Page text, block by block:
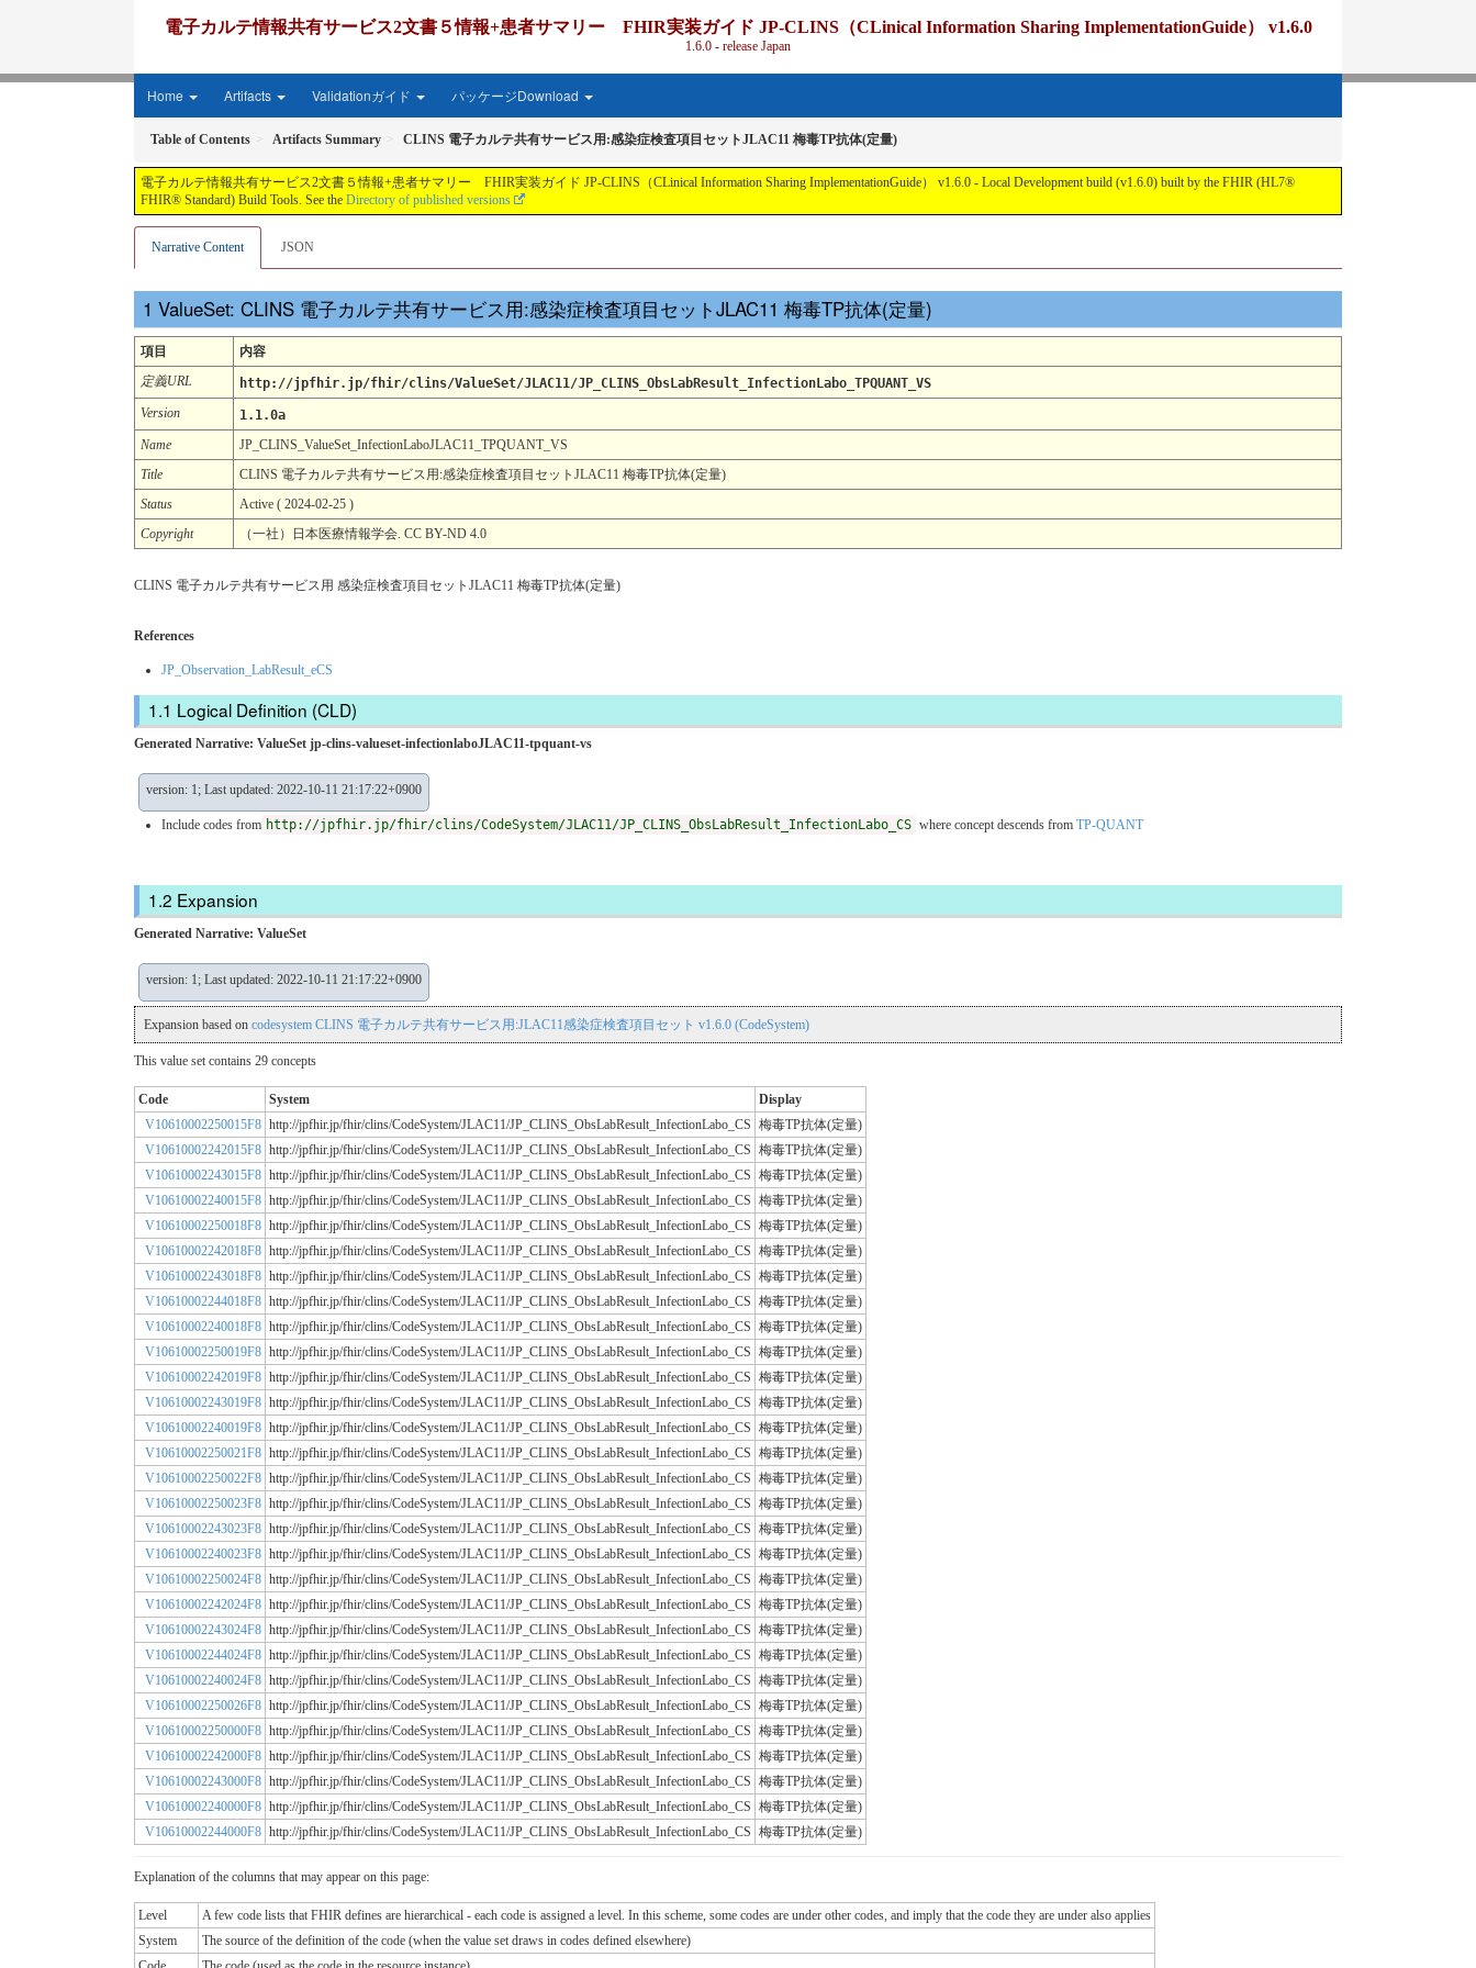
電子カルテ情報共有サービス2文書５情報+患者サマリー FHIR実装ガイド JP-CLINS（CLinical Information Sharing ImplementationGuide） v1.6.0
1.6.0 - release Japan
Home Artifacts Validationガイド パッケージDownload
Table of Contents Artifacts Summary CLINS 電子カルテ共有サービス用:感染症検査項目セットJLAC11 梅毒TP抗体(定量)
電子カルテ情報共有サービス2文書５情報+患者サマリー FHIR実装ガイド JP-CLINS（CLinical Information Sharing ImplementationGuide） v1.6.0 - Local Development build (v1.6.0) built by the FHIR (HL7®
FHIR® Standard) Build Tools. See the Directory of published versions
Narrative Content JSON
ValueSet: CLINS 電子カルテ共有サービス用:感染症検査項目セットJLAC11 梅毒TP抗体(定量)
項目
内容
定義URL
http://jpfhir.jp/fhir/clins/ValueSet/JLAC11/JP_CLINS_ObsLabResult_InfectionLabo_TPQUANT_VS
Version
1.1.0a
Name
JP_CLINS_ValueSet_InfectionLaboJLAC11_TPQUANT_VS
Title
CLINS 電子カルテ共有サービス用:感染症検査項目セットJLAC11 梅毒TP抗体(定量)
Status
Active ( 2024-02-25 )
Copyright
（一社）日本医療情報学会. CC BY-ND 4.0
CLINS 電子カルテ共有サービス用 感染症検査項目セットJLAC11 梅毒TP抗体(定量)
References
JP_Observation_LabResult_eCS
Logical Definition (CLD)
Generated Narrative: ValueSet jp-clins-valueset-infectionlaboJLAC11-tpquant-vs
version: 1; Last updated: 2022-10-11 21:17:22+0900
Include codes from http://jpfhir.jp/fhir/clins/CodeSystem/JLAC11/JP_CLINS_ObsLabResult_InfectionLabo_CS where concept descends from TP-QUANT
Expansion
Generated Narrative: ValueSet
version: 1; Last updated: 2022-10-11 21:17:22+0900
Expansion based on codesystem CLINS 電子カルテ共有サービス用:JLAC11感染症検査項目セット v1.6.0 (CodeSystem)
This value set contains 29 concepts
Code System
Display
V10610002250015F8 http://jpfhir.jp/fhir/clins/CodeSystem/JLAC11/JP_CLINS_ObsLabResult_InfectionLabo_CS 梅毒TP抗体(定量)
V10610002242015F8 http://jpfhir.jp/fhir/clins/CodeSystem/JLAC11/JP_CLINS_ObsLabResult_InfectionLabo_CS 梅毒TP抗体(定量)
V10610002243015F8 http://jpfhir.jp/fhir/clins/CodeSystem/JLAC11/JP_CLINS_ObsLabResult_InfectionLabo_CS 梅毒TP抗体(定量)
V10610002240015F8 http://jpfhir.jp/fhir/clins/CodeSystem/JLAC11/JP_CLINS_ObsLabResult_InfectionLabo_CS 梅毒TP抗体(定量)
V10610002250018F8 http://jpfhir.jp/fhir/clins/CodeSystem/JLAC11/JP_CLINS_ObsLabResult_InfectionLabo_CS 梅毒TP抗体(定量)
V10610002242018F8 http://jpfhir.jp/fhir/clins/CodeSystem/JLAC11/JP_CLINS_ObsLabResult_InfectionLabo_CS 梅毒TP抗体(定量)
V10610002243018F8 http://jpfhir.jp/fhir/clins/CodeSystem/JLAC11/JP_CLINS_ObsLabResult_InfectionLabo_CS 梅毒TP抗体(定量)
V10610002244018F8 http://jpfhir.jp/fhir/clins/CodeSystem/JLAC11/JP_CLINS_ObsLabResult_InfectionLabo_CS 梅毒TP抗体(定量)
V10610002240018F8 http://jpfhir.jp/fhir/clins/CodeSystem/JLAC11/JP_CLINS_ObsLabResult_InfectionLabo_CS 梅毒TP抗体(定量)
V10610002250019F8 http://jpfhir.jp/fhir/clins/CodeSystem/JLAC11/JP_CLINS_ObsLabResult_InfectionLabo_CS 梅毒TP抗体(定量)
V10610002242019F8 http://jpfhir.jp/fhir/clins/CodeSystem/JLAC11/JP_CLINS_ObsLabResult_InfectionLabo_CS 梅毒TP抗体(定量)
V10610002243019F8 http://jpfhir.jp/fhir/clins/CodeSystem/JLAC11/JP_CLINS_ObsLabResult_InfectionLabo_CS 梅毒TP抗体(定量)
V10610002240019F8 http://jpfhir.jp/fhir/clins/CodeSystem/JLAC11/JP_CLINS_ObsLabResult_InfectionLabo_CS 梅毒TP抗体(定量)
V10610002250021F8 http://jpfhir.jp/fhir/clins/CodeSystem/JLAC11/JP_CLINS_ObsLabResult_InfectionLabo_CS 梅毒TP抗体(定量)
V10610002250022F8 http://jpfhir.jp/fhir/clins/CodeSystem/JLAC11/JP_CLINS_ObsLabResult_InfectionLabo_CS 梅毒TP抗体(定量)
V10610002250023F8 http://jpfhir.jp/fhir/clins/CodeSystem/JLAC11/JP_CLINS_ObsLabResult_InfectionLabo_CS 梅毒TP抗体(定量)
V10610002243023F8 http://jpfhir.jp/fhir/clins/CodeSystem/JLAC11/JP_CLINS_ObsLabResult_InfectionLabo_CS 梅毒TP抗体(定量)
V10610002240023F8 http://jpfhir.jp/fhir/clins/CodeSystem/JLAC11/JP_CLINS_ObsLabResult_InfectionLabo_CS 梅毒TP抗体(定量)
V10610002250024F8 http://jpfhir.jp/fhir/clins/CodeSystem/JLAC11/JP_CLINS_ObsLabResult_InfectionLabo_CS 梅毒TP抗体(定量)
V10610002242024F8 http://jpfhir.jp/fhir/clins/CodeSystem/JLAC11/JP_CLINS_ObsLabResult_InfectionLabo_CS 梅毒TP抗体(定量)
V10610002243024F8 http://jpfhir.jp/fhir/clins/CodeSystem/JLAC11/JP_CLINS_ObsLabResult_InfectionLabo_CS 梅毒TP抗体(定量)
V10610002244024F8 http://jpfhir.jp/fhir/clins/CodeSystem/JLAC11/JP_CLINS_ObsLabResult_InfectionLabo_CS 梅毒TP抗体(定量)
V10610002240024F8 http://jpfhir.jp/fhir/clins/CodeSystem/JLAC11/JP_CLINS_ObsLabResult_InfectionLabo_CS 梅毒TP抗体(定量)
V10610002250026F8 http://jpfhir.jp/fhir/clins/CodeSystem/JLAC11/JP_CLINS_ObsLabResult_InfectionLabo_CS 梅毒TP抗体(定量)
V10610002250000F8 http://jpfhir.jp/fhir/clins/CodeSystem/JLAC11/JP_CLINS_ObsLabResult_InfectionLabo_CS 梅毒TP抗体(定量)
V10610002242000F8 http://jpfhir.jp/fhir/clins/CodeSystem/JLAC11/JP_CLINS_ObsLabResult_InfectionLabo_CS 梅毒TP抗体(定量)
V10610002243000F8 http://jpfhir.jp/fhir/clins/CodeSystem/JLAC11/JP_CLINS_ObsLabResult_InfectionLabo_CS 梅毒TP抗体(定量)
V10610002240000F8 http://jpfhir.jp/fhir/clins/CodeSystem/JLAC11/JP_CLINS_ObsLabResult_InfectionLabo_CS 梅毒TP抗体(定量)
V10610002244000F8 http://jpfhir.jp/fhir/clins/CodeSystem/JLAC11/JP_CLINS_ObsLabResult_InfectionLabo_CS 梅毒TP抗体(定量)
Explanation of the columns that may appear on this page:
Level
A few code lists that FHIR defines are hierarchical - each code is assigned a level. In this scheme, some codes are under other codes, and imply that the code they are under also applies
System
The source of the definition of the code (when the value set draws in codes defined elsewhere)